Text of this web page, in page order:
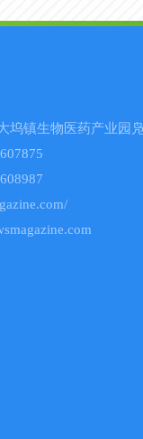
坞镇生物医药产业园